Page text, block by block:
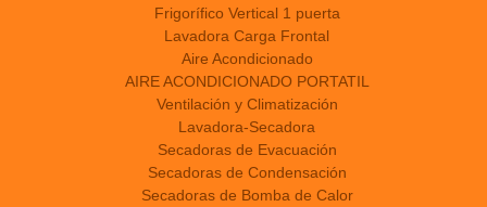
Frigorífico Vertical 1 puerta
Lavadora Carga Frontal
Aire Acondicionado
AIRE ACONDICIONADO PORTATIL
Ventilación y Climatización
Lavadora-Secadora
Secadoras de Evacuación
Secadoras de Condensación
Secadoras de Bomba de Calor